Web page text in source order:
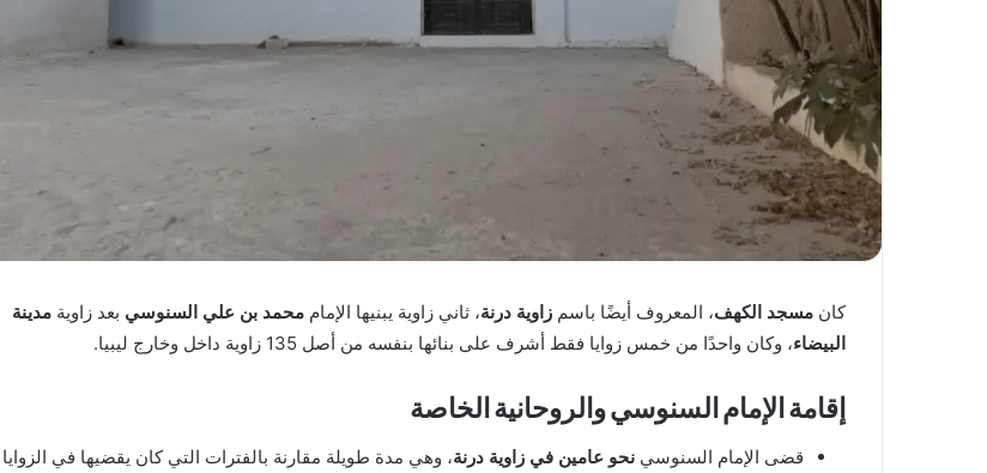
كان مسجد الكهف، المعروف أيضًا باسم زاوية درنة، ثاني زاوية يبنيها الإمام محمد بن علي السنوسي بعد زاوية مدينة
البيضاء، وكان واحدًا من خمس زوايا فقط أشرف على بنائها بنفسه من أصل 135 زاوية داخل وخارج ليبيا.
إقامة الإمام السنوسي والروحانية الخاصة
قضى الإمام السنوسي نحو عامين في زاوية درنة، وهي مدة طويلة مقارنة بالفترات التي كان يقضيها في الزوايا